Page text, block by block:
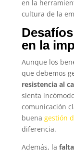
en la
cultura de la
en la
Aunque los
que debemos
resistencia al
sienta
comunicación
buena gestión
diferencia.
Además, la